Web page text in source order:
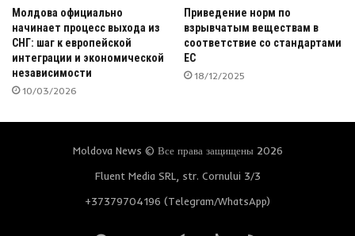
Молдова официально
начинает процесс выхода из
СНГ: шаг к европейской
интеграции и экономической
независимости
10/03/2026
Приведение норм по
взрывчатым веществам в
соответствие со стандартами
ЕС
18/12/2025
Moldova News © Все права защищены 2026
Fluent Media SRL, str. Cornului 3/3
+37379704196 (Telegram/WhatsApp)